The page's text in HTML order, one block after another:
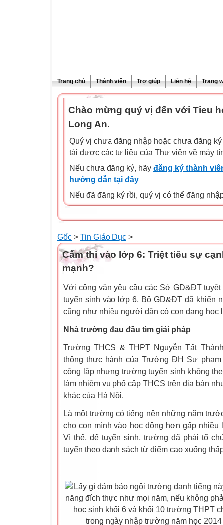
Trang chủ Thành viên Trợ giúp Liên hệ Trang
Chào mừng quý vị đến với Tieu
Long An.
Quý vị chưa đăng nhập hoặc chưa đăng
tải được các tư liệu của Thư viện về máy
Nếu chưa đăng ký, hãy đăng ký thành
hướng dẫn tại đây
Nếu đã đăng ký rồi, quý vị có thể đăng
Gốc > Tin Giáo Dục >
Cấm thi vào lớp 6: Triệt tiêu sự
mạnh?
Với công văn yêu cầu các Sở GD&ĐT
tuyển sinh vào lớp 6, Bộ GD&ĐT đã khiến
cũng như nhiều người dân có con đang học
Nhà trường đau đầu tìm giải pháp
Trường THCS & THPT Nguyễn Tất
thông thực hành của Trường ĐH Sư
công lập nhưng trường tuyển sinh không
làm nhiệm vụ phổ cập THCS trên địa bàn
khác của Hà Nội.
Là một trường có tiếng nên những năm
cho con mình vào học đông hơn gấp
Vì thế, để tuyển sinh, trường đã phải tổ
tuyển theo danh sách từ điểm cao xuống